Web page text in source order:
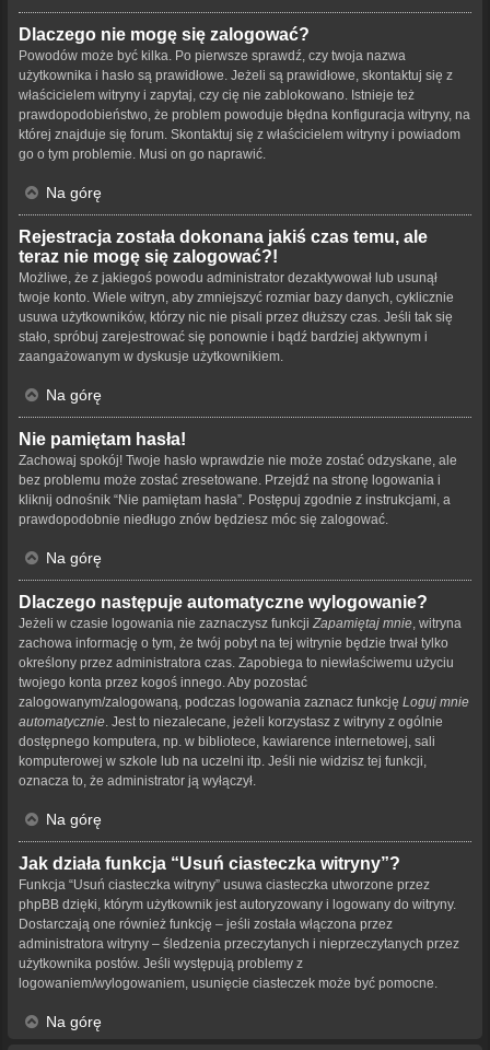
Dlaczego nie mogę się zalogować?
Powodów może być kilka. Po pierwsze sprawdź, czy twoja nazwa
użytkownika i hasło są prawidłowe. Jeżeli są prawidłowe, skontaktuj się z
właścicielem witryny i zapytaj, czy cię nie zablokowano. Istnieje też
prawdopodobieństwo, że problem powoduje błędna konfiguracja witryny, na
której znajduje się forum. Skontaktuj się z właścicielem witryny i powiadom
go o tym problemie. Musi on go naprawić.
Na górę
Rejestracja została dokonana jakiś czas temu, ale
teraz nie mogę się zalogować?!
Możliwe, że z jakiegoś powodu administrator dezaktywował lub usunął
twoje konto. Wiele witryn, aby zmniejszyć rozmiar bazy danych, cyklicznie
usuwa użytkowników, którzy nic nie pisali przez dłuższy czas. Jeśli tak się
stało, spróbuj zarejestrować się ponownie i bądź bardziej aktywnym i
zaangażowanym w dyskusje użytkownikiem.
Na górę
Nie pamiętam hasła!
Zachowaj spokój! Twoje hasło wprawdzie nie może zostać odzyskane, ale
bez problemu może zostać zresetowane. Przejdź na stronę logowania i
kliknij odnośnik “Nie pamiętam hasła”. Postępuj zgodnie z instrukcjami, a
prawdopodobnie niedługo znów będziesz móc się zalogować.
Na górę
Dlaczego następuje automatyczne wylogowanie?
Jeżeli w czasie logowania nie zaznaczysz funkcji Zapamiętaj mnie , witryna
zachowa informację o tym, że twój pobyt na tej witrynie będzie trwał tylko
określony przez administratora czas. Zapobiega to niewłaściwemu użyciu
twojego konta przez kogoś innego. Aby pozostać
zalogowanym/zalogowaną, podczas logowania zaznacz funkcję Loguj mnie
automatycznie . Jest to niezalecane, jeżeli korzystasz z witryny z ogólnie
dostępnego komputera, np. w bibliotece, kawiarence internetowej, sali
komputerowej w szkole lub na uczelni itp. Jeśli nie widzisz tej funkcji,
oznacza to, że administrator ją wyłączył.
Na górę
Jak działa funkcja “Usuń ciasteczka witryny”?
Funkcja “Usuń ciasteczka witryny” usuwa ciasteczka utworzone przez
phpBB dzięki, którym użytkownik jest autoryzowany i logowany do witryny.
Dostarczają one również funkcję – jeśli została włączona przez
administratora witryny – śledzenia przeczytanych i nieprzeczytanych przez
użytkownika postów. Jeśli występują problemy z
logowaniem/wylogowaniem, usunięcie ciasteczek może być pomocne.
Na górę